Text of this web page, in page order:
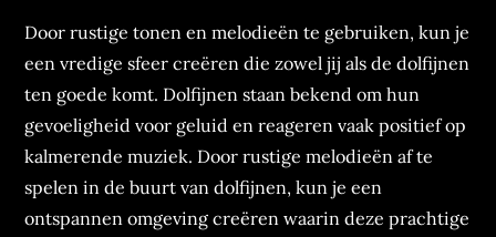
Door rustige tonen en melodieën te gebruiken, kun je
een vredige sfeer creëren die zowel jij als de dolfijnen
ten goede komt. Dolfijnen staan bekend om hun
gevoeligheid voor geluid en reageren vaak positief op
kalmerende muziek. Door rustige melodieën af te
spelen in de buurt van dolfijnen, kun je een
ontspannen omgeving creëren waarin deze prachtige